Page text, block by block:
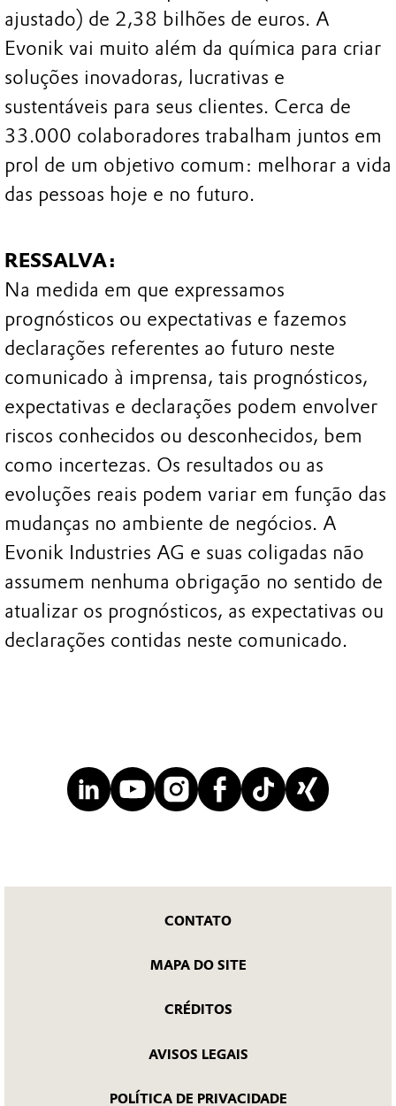
ajustado) de 2,38 bilhões de euros. A
Evonik vai muito além da química para criar
soluções inovadoras, lucrativas e
sustentáveis para seus clientes. Cerca de
33.000 colaboradores trabalham juntos em
prol de um objetivo comum: melhorar a vida
das pessoas hoje e no futuro.
RESSALVA:
Na medida em que expressamos
prognósticos ou expectativas e fazemos
declarações referentes ao futuro neste
comunicado à imprensa, tais prognósticos,
expectativas e declarações podem envolver
riscos conhecidos ou desconhecidos, bem
como incertezas. Os resultados ou as
evoluções reais podem variar em função das
mudanças no ambiente de negócios. A
Evonik Industries AG e suas coligadas não
assumem nenhuma obrigação no sentido de
atualizar os prognósticos, as expectativas ou
declarações contidas neste comunicado.
CONTATO
MAPA DO SITE
CRÉDITOS
AVISOS LEGAIS
POLÍTICA DE PRIVACIDADE